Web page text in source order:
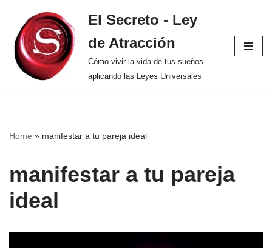
Saltar
al
contenido
El Secreto - Ley
de Atracción
Cómo vivir la vida de tus sueños
aplicando las Leyes Universales
Home » manifestar a tu pareja ideal
manifestar a tu pareja
ideal